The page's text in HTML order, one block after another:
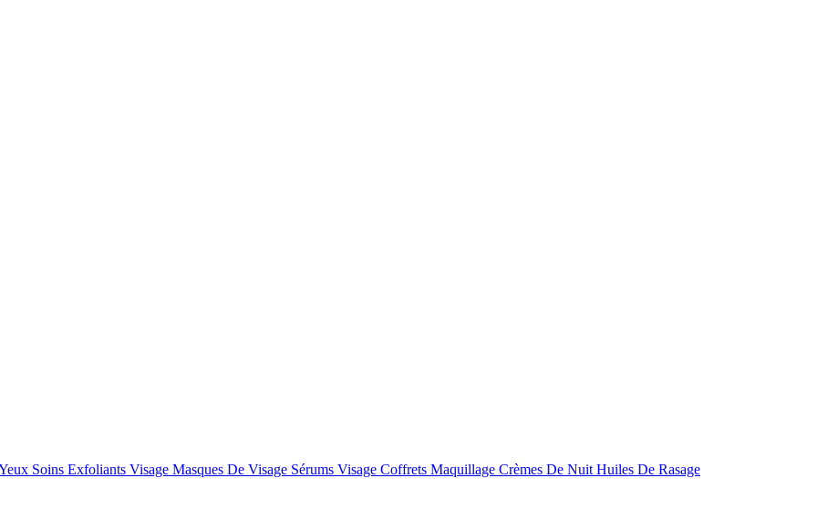
Soins Exfoliants Visage Masques De Visage Sérums Visage Coffrets Maquillage Crèmes De Nuit Huiles De Rasage